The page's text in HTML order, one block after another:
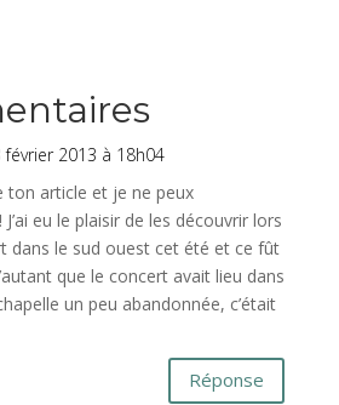
février 2013 à 18h04
ton article et je ne peux
J’ai eu le plaisir de les découvrir lors
dans le sud ouest cet été et ce fût
que le concert avait lieu dans
un peu abandonnée, c’était
Réponse